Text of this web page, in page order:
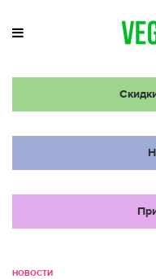
НОВОСТИ